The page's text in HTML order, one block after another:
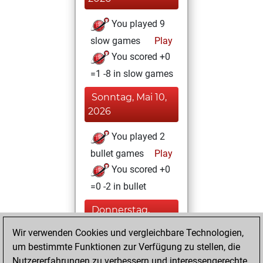
You played 9
slow games
Play
You scored +0
=1 -8 in slow games
Sonntag, Mai 10,
2026
You played 2
bullet games
Play
You scored +0
=0 -2 in bullet
Donnerstag,
You played 18
Wir verwenden Cookies und vergleichbare Technologien,
um bestimmte Funktionen zur Verfügung zu stellen, die